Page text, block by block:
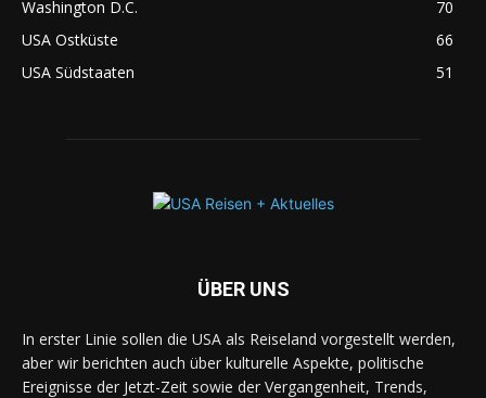
Washington D.C.
70
USA Ostküste
66
USA Südstaaten
51
ÜBER UNS
In erster Linie sollen die USA als Reiseland vorgestellt werden,
aber wir berichten auch über kulturelle Aspekte, politische
Ereignisse der Jetzt-Zeit sowie der Vergangenheit, Trends,